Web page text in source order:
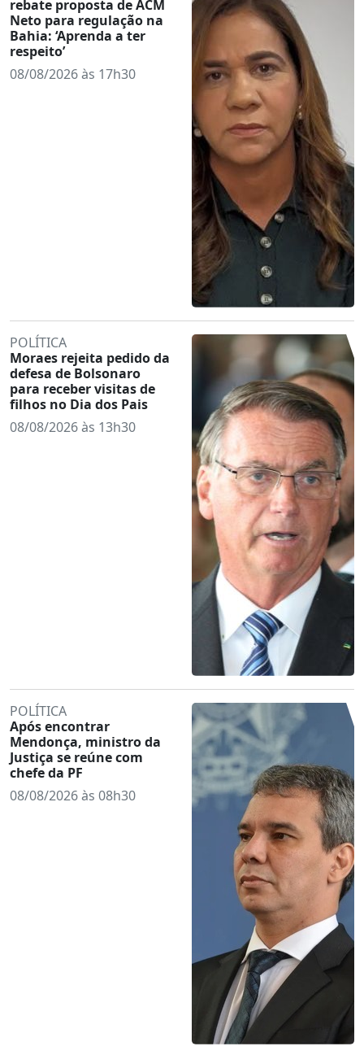
rebate proposta de ACM
Neto para regulação na
Bahia: ‘Aprenda a ter
respeito’
08/08/2026 às 17h30
POLÍTICA
Moraes rejeita pedido da
defesa de Bolsonaro
para receber visitas de
filhos no Dia dos Pais
08/08/2026 às 13h30
POLÍTICA
Após encontrar
Mendonça, ministro da
Justiça se reúne com
chefe da PF
08/08/2026 às 08h30